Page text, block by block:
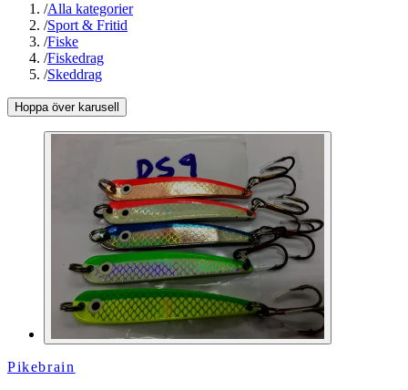
/Alla kategorier
/Sport & Fritid
/Fiske
/Fiskedrag
/Skeddrag
Hoppa över karusell
Pikebrain